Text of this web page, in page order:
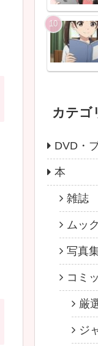
カテゴ
DVD・
本
雑誌
ムック
写真
コミ
厳
ジ